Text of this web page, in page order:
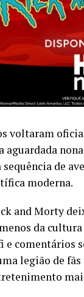
voltaram
aguardada
de
moderna.
and Morty
da
comentários
legião de